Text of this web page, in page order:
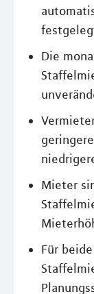
Die
Mieter
Für